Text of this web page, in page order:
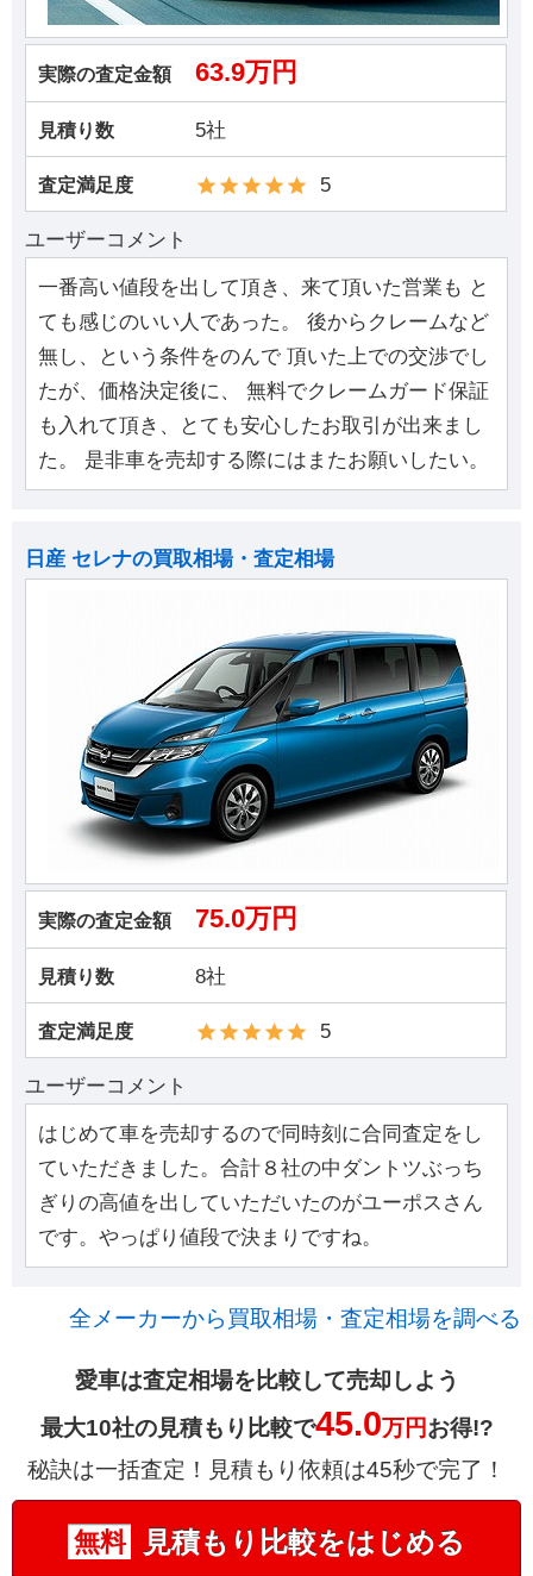
実際の査定金額 63.9万円
見積り数 5社
査定満足度 5
ユーザーコメント
一番高い値段を出して頂き、来て頂いた営業も と
ても感じのいい人であった。 後からクレームなど
無し、という条件をのんで 頂いた上での交渉でし
たが、価格決定後に、 無料でクレームガード保証
も入れて頂き、とても安心したお取引が出来まし
た。 是非車を売却する際にはまたお願いしたい。
日産 セレナの買取相場・査定相場
実際の査定金額 75.0万円
見積り数 8社
査定満足度 5
ユーザーコメント
はじめて車を売却するので同時刻に合同査定をし
ていただきました。合計８社の中ダントツぶっち
ぎりの高値を出していただいたのがユーポスさん
です。やっぱり値段で決まりですね。
全メーカーから買取相場・査定相場を調べる
愛車は査定相場を比較して売却しよう
最大10社の見積もり比較で45.0万円お得!?
秘訣は一括査定！見積もり依頼は45秒で完了！
無料 見積もり比較をはじめる